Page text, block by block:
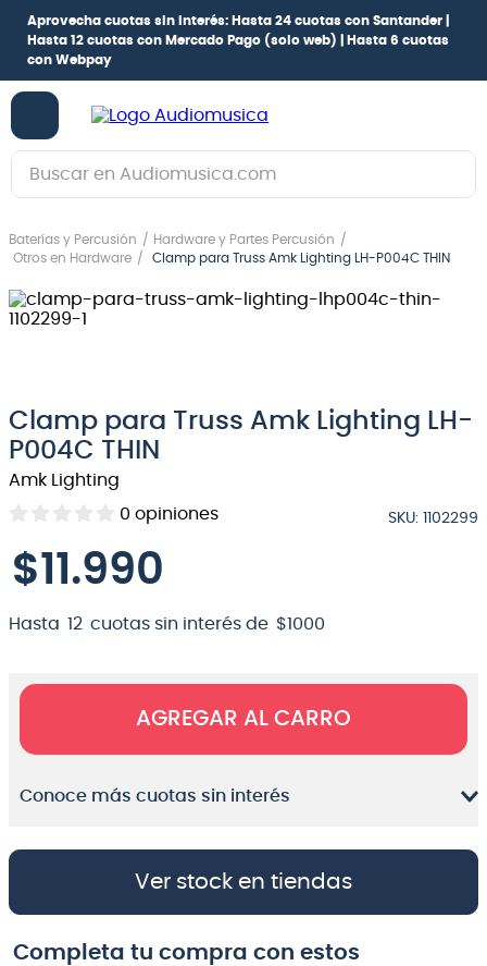
Aprovecha cuotas sin interés: Hasta 24 cuotas con Santander |
Hasta 12 cuotas con Mercado Pago (solo web) |
Hasta 6 cuotas
con Webpay
Buscar en Audiomusica.com
Baterías y Percusión
Hardware y Partes Percusión
Otros en Hardware
Clamp para Truss Amk Lighting LH-P004C THIN
Clamp para Truss Amk Lighting LH-
P004C THIN
Amk Lighting
0 opiniones SKU: 1102299
$11 .990
Hasta 12 cuotas sin interés de $1000
AGREGAR AL CARRO
Conoce más cuotas sin interés
Ver stock en tiendas
Completa tu compra con estos
1.
guitarra electrica
2.
bajo
3.
guitarra electroacústica
5
6.
guitarra
7.
teclado
micrófono
9 .
bateria